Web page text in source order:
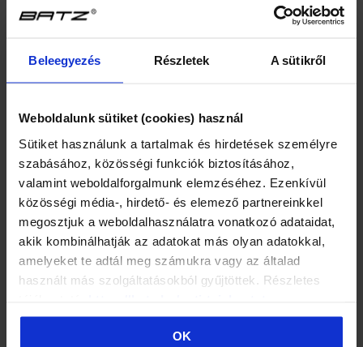
Beleegyezés Részletek A sütikről
Weboldalunk sütiket (cookies) használ
Sütiket használunk a tartalmak és hirdetések személyre
szabásához, közösségi funkciók biztosításához,
valamint weboldalforgalmunk elemzéséhez. Ezenkívül
közösségi média-, hirdető- és elemező partnereinkkel
megosztjuk a weboldalhasználatra vonatkozó adataidat,
akik kombinálhatják az adatokat más olyan adatokkal,
amelyeket te adtál meg számukra vagy az általad
használt más szolgáltatásokból gyűjtöttek. Részletes
OK
Výška podpätku:2,5 cm
36
23,0 cm
37
40
25,5 cm
41
26,0 cm
Veľkosť špičky: F, G, H
Vysvetlenie označenia obvodu chodidla (šírka, výška):
F = vhodné pre nižšie a užšie chodidlá
G = vhodné pre chodidlá normálnej šírky a výšky